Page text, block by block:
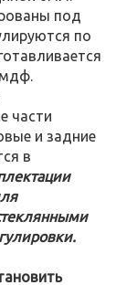
под
по
части
и задние
в